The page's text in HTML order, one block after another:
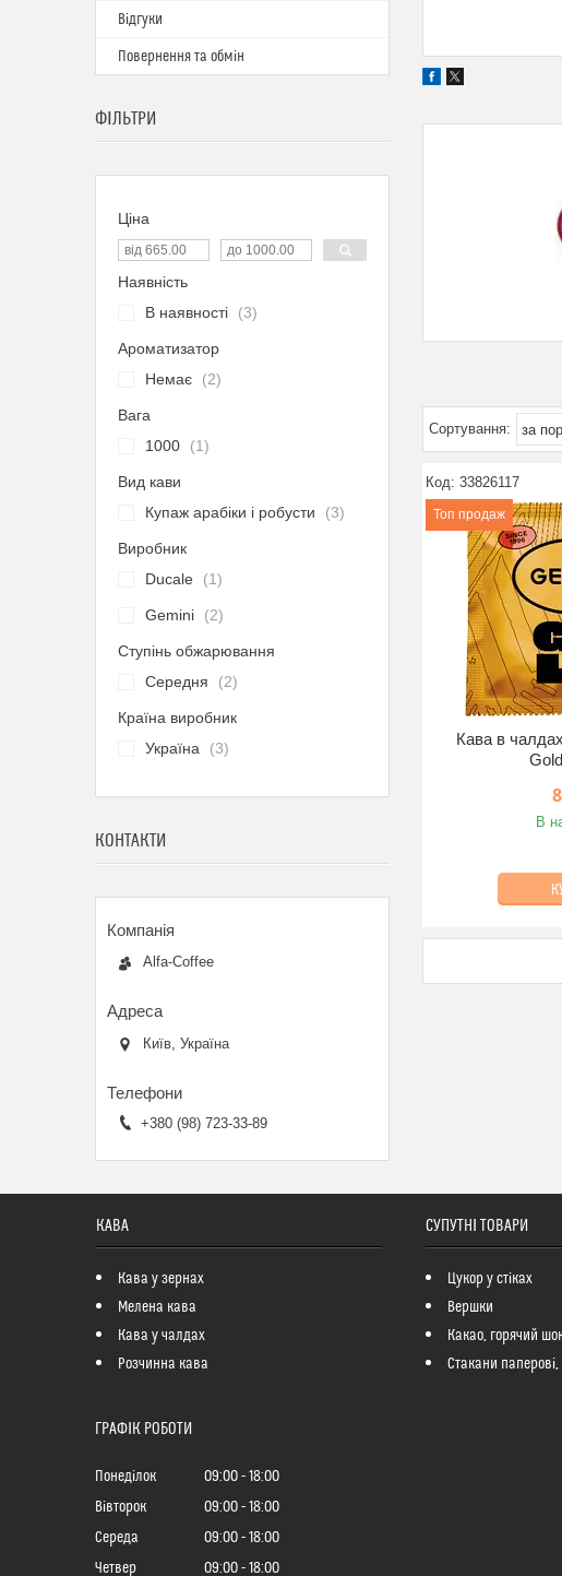
33826117
Топ продаж
Кава в
В
Відгуки
Повернення та обмін
ФІЛЬТРИ
Ціна
Наявність
В наявності
3
Ароматизатор
Немає
2
Вага
1000
1
Вид кави
Купаж арабіки і робусти
3
Виробник
Ducale
1
Gemini 2
Ступінь обжарювання
Середня
2
Країна виробник
Україна
3
КОНТАКТИ
Alfa-Coffee
Київ, Україна
+380 (98) 723-33-89
КАВА
Кава у зернах
Мелена кава
Кава у чалдах
Розчинна кава
СУПУТНІ ТОВАРИ
Цукор у стіках
Вершки
Какао, горячий
Стакани паперові,
ГРАФІК РОБОТИ
Понеділок 09:00
18:00
Вівторок
09:00
18:00
Середа
09:00
18:00
Четвер
09:00 18:00